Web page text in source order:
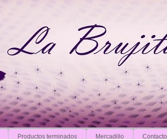
Productos terminados Mercadillo Contacto